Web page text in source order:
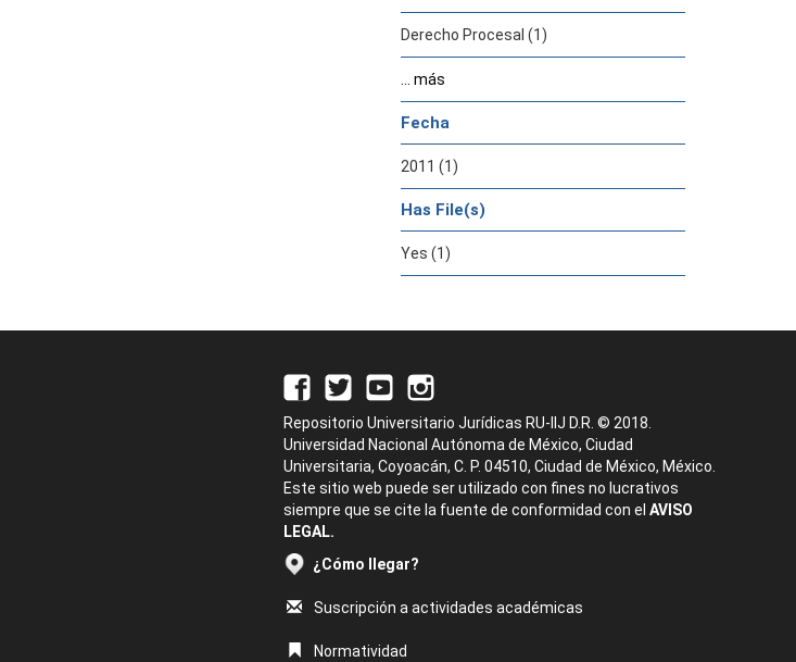
Derecho Procesal (1)
... más
Fecha
2011 (1)
Has File(s)
Yes (1)
Repositorio Universitario Jurídicas RU-IIJ D.R. © 2018.
Universidad Nacional Autónoma de México, Ciudad
Universitaria, Coyoacán, C. P. 04510, Ciudad de México, México.
Este sitio web puede ser utilizado con fines no lucrativos
siempre que se cite la fuente de conformidad con el AVISO
LEGAL.
¿Cómo llegar?
Suscripción a actividades académicas
Normatividad